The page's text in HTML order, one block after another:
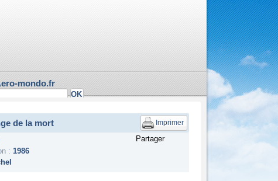
mondo.fr
de la mort Imprimer
: 1986
Partager